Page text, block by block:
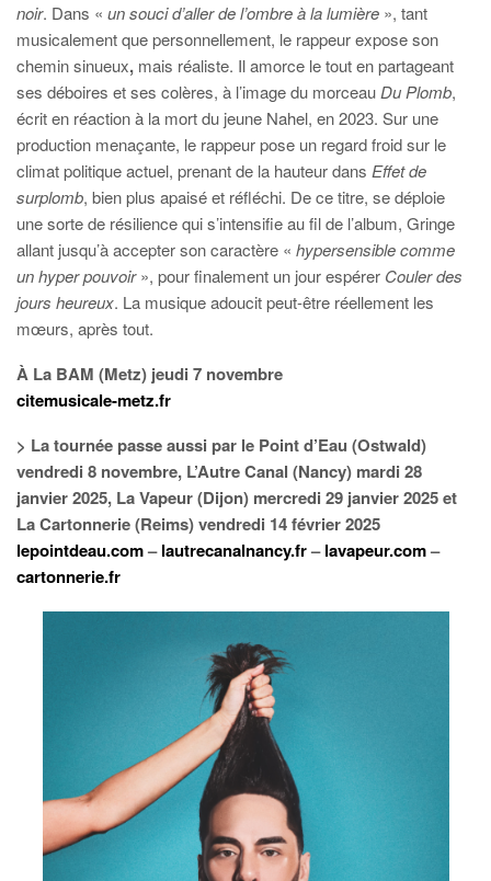
noir. Dans « un souci d’aller de l’ombre à la lumière », tant
musicalement que personnellement, le rappeur expose son
chemin sinueux, mais réaliste. Il amorce le tout en partageant
ses déboires et ses colères, à l’image du morceau Du Plomb,
écrit en réaction à la mort du jeune Nahel, en 2023. Sur une
production menaçante, le rappeur pose un regard froid sur le
climat politique actuel, prenant de la hauteur dans Effet de
surplomb, bien plus apaisé et réfléchi. De ce titre, se déploie
une sorte de résilience qui s’intensifie au fil de l’album, Gringe
allant jusqu’à accepter son caractère « hypersensible comme
un hyper pouvoir», pour finalement un jour espérer Couler des
jours heureux. La musique adoucit peut-être réellement les
mœurs, après tout.
À La BAM (Metz) jeudi 7 novembre
citemusicale-metz.fr
> La tournée passe aussi par le Point d’Eau (Ostwald)
vendredi 8 novembre, L’Autre Canal (Nancy) mardi 28
janvier 2025, La Vapeur (Dijon) mercredi 29 janvier 2025 et
La Cartonnerie (Reims) vendredi 14 février 2025
lepointdeau.com–lautrecanalnancy.fr–lavapeur.com–
cartonnerie.fr